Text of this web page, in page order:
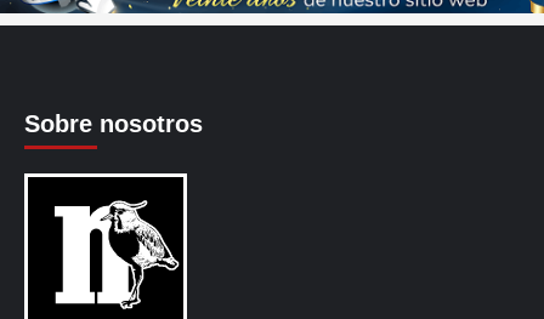
Sobre nosotros